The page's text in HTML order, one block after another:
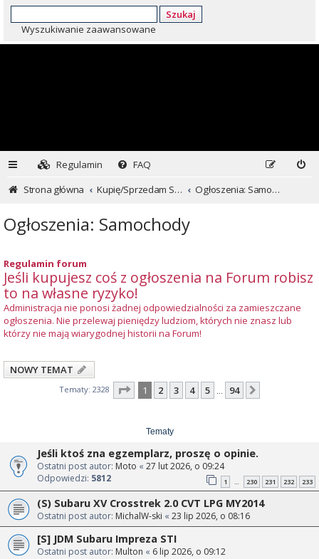
Szukaj
Wyszukiwanie zaawansowane
Regulamin
FAQ
Strona główna
Kupię/Sprzedam Subaru i nie tylko... Ogłoszenia: Samochody
Ogłoszenia: Samochody
Regulamin forum
Jeśli kupujesz coś z ogłoszenia na Forum robisz
to na własne ryzyko!
Administracja nie ponosi żadnej odpowiedzialności za zamieszczane
ogłoszenia. Nie przelewaj pieniędzy ludziom, których nie znasz lub
którzy nie mają wiarygodnej historii na Forum!
NOWY TEMAT
Tematy: 2328 Strona z94
1 2 3 4 5 94
Tematy
Jeśli ktoś zna egzemplarz, proszę o opinie.
Ostatni post autor: Moto « 27 lut 2026, o 09:24
Odpowiedzi: 5812 1 … 230 231 232 233
(S) Subaru XV Crosstrek 2.0 CVT LPG MY2014
Ostatni post autor: MichalW-ski « 23 lip 2026, o 08:16
[S] JDM Subaru Impreza STI
Ostatni post autor: Multon « 6 lip 2026, o 09:12